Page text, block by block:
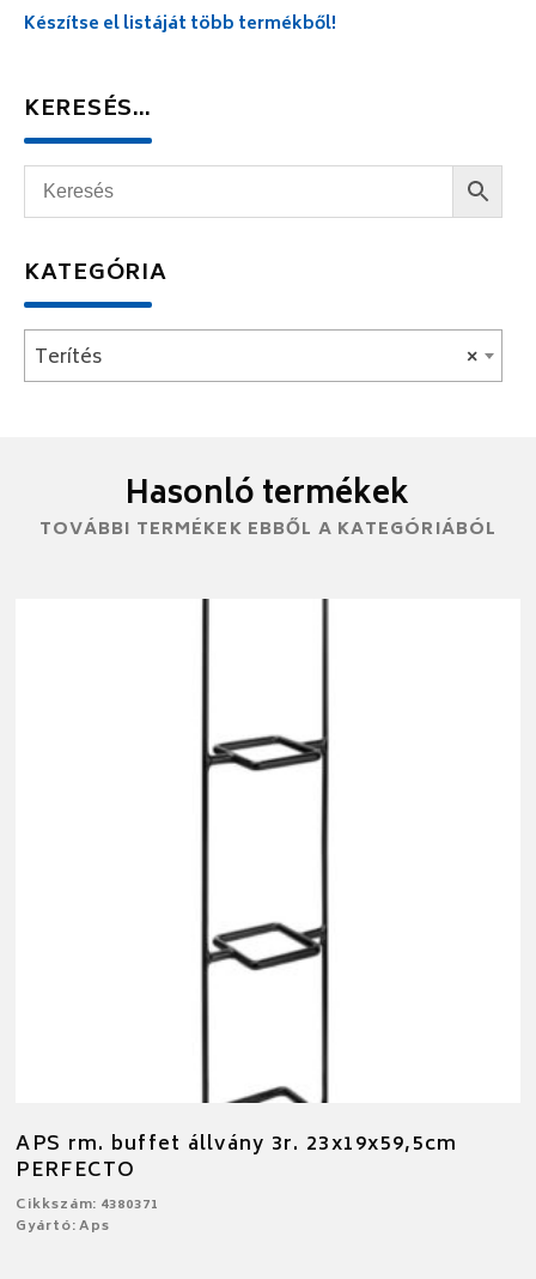
Készítse el listáját több termékből!
KERESÉS…
KATEGÓRIA
×
Terítés
Hasonló termékek
TOVÁBBI TERMÉKEK EBBŐL A KATEGÓRIÁBÓL
APS rm. buffet állvány 3r. 23x19x59,5cm
PERFECTO
Cikkszám: 4380371
Gyártó: Aps